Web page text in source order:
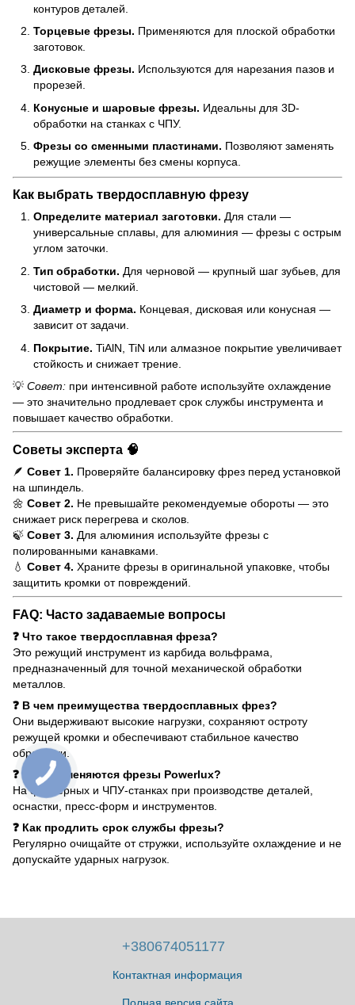
контуров деталей.
Торцевые фрезы. Применяются для плоской обработки
заготовок.
Дисковые фрезы. Используются для нарезания пазов и
прорезей.
Конусные и шаровые фрезы. Идеальны для 3D-
обработки на станках с ЧПУ.
Фрезы со сменными пластинами. Позволяют заменять
режущие элементы без смены корпуса.
Как выбрать твердосплавную фрезу
Определите материал заготовки. Для стали —
универсальные сплавы, для алюминия — фрезы с острым
углом заточки.
Тип обработки. Для черновой — крупный шаг зубьев, для
чистовой — мелкий.
Диаметр и форма. Концевая, дисковая или конусная —
зависит от задачи.
Покрытие. TiAlN, TiN или алмазное покрытие увеличивает
стойкость и снижает трение.
💡 Совет: при интенсивной работе используйте охлаждение
— это значительно продлевает срок службы инструмента и
повышает качество обработки.
Советы эксперта 🧠
🪶 Совет 1. Проверяйте балансировку фрез перед установкой
на шпиндель.
🌼 Совет 2. Не превышайте рекомендуемые обороты — это
снижает риск перегрева и сколов.
🍃 Совет 3. Для алюминия используйте фрезы с
полированными канавками.
💧 Совет 4. Храните фрезы в оригинальной упаковке, чтобы
защитить кромки от повреждений.
FAQ: Часто задаваемые вопросы
❓ Что такое твердосплавная фреза?
Это режущий инструмент из карбида вольфрама,
предназначенный для точной механической обработки
металлов.
❓ В чем преимущества твердосплавных фрез?
Они выдерживают высокие нагрузки, сохраняют остроту
режущей кромки и обеспечивают стабильное качество
обработки.
❓ Где применяются фрезы Powerlux?
На фрезерных и ЧПУ-станках при производстве деталей,
оснастки, пресс-форм и инструментов.
❓ Как продлить срок службы фрезы?
Регулярно очищайте от стружки, используйте охлаждение и не
допускайте ударных нагрузок.
+380674051177
Контактная информация
Полная версия сайта